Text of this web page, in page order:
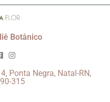
Botânico
Ponta Negra, Natal-RN,
315